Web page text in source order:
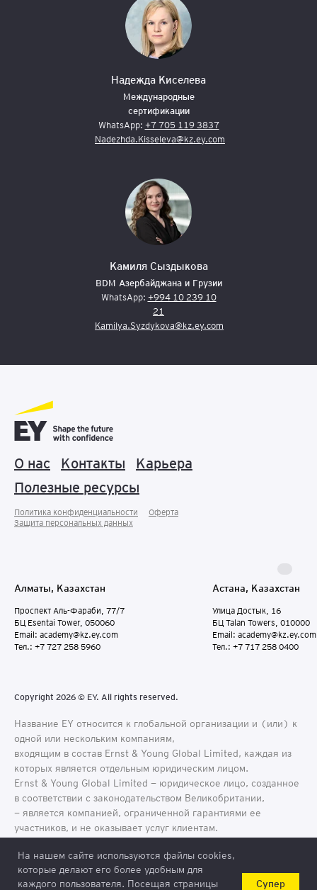
Надежда Киселева
Международные
сертификации
WhatsApp: +7 705 119 3837
Nadezhda.Kisseleva@kz.ey.com
Камиля Сыздыкова
BDM Азербайджана и Грузии
WhatsApp: +994 10 239 10
21
Kamilya.Syzdykova@kz.ey.com
О нас Контакты
Карьера
Полезные ресурсы
Политика конфиденциальности
Оферта
Защита персональных данныx
Алматы, Казахстан
Проспект Аль-Фараби, 77/7
БЦ Esentai Tower, 050060
Email: academy@kz.ey.com
Тел.: +7 727 258 5960
Астана, Казахстан
Улица Достык, 16
БЦ Talan Towers, 010000
Email: academy@kz.ey.com
Тел.: +7 717 258 0400
Copyright 2026 © EY. All rights reserved.
Название EY относится к глобальной организации и (или) к
одной или нескольким компаниям,
входящим в состав Ernst & Young Global Limited, каждая из
которых является отдельным юридическим лицом.
Ernst & Young Global Limited − юридическое лицо, созданное
в соответствии с законодательством Великобритании,
− является компанией, ограниченной гарантиями ее
участников, и не оказывает услуг клиентам.
На нашем сайте используются файлы cookies,
которые делают его более удобным для
каждого пользователя. Посещая страницы
Супер